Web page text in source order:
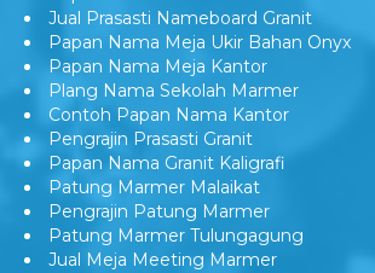
Jual Prasasti Nameboard Granit
Papan Nama Meja Ukir Bahan Onyx
Papan Nama Meja Kantor
Plang Nama Sekolah Marmer
Contoh Papan Nama Kantor
Pengrajin Prasasti Granit
Papan Nama Granit Kaligrafi
Patung Marmer Malaikat
Pengrajin Patung Marmer
Patung Marmer Tulungagung
Jual Meja Meeting Marmer